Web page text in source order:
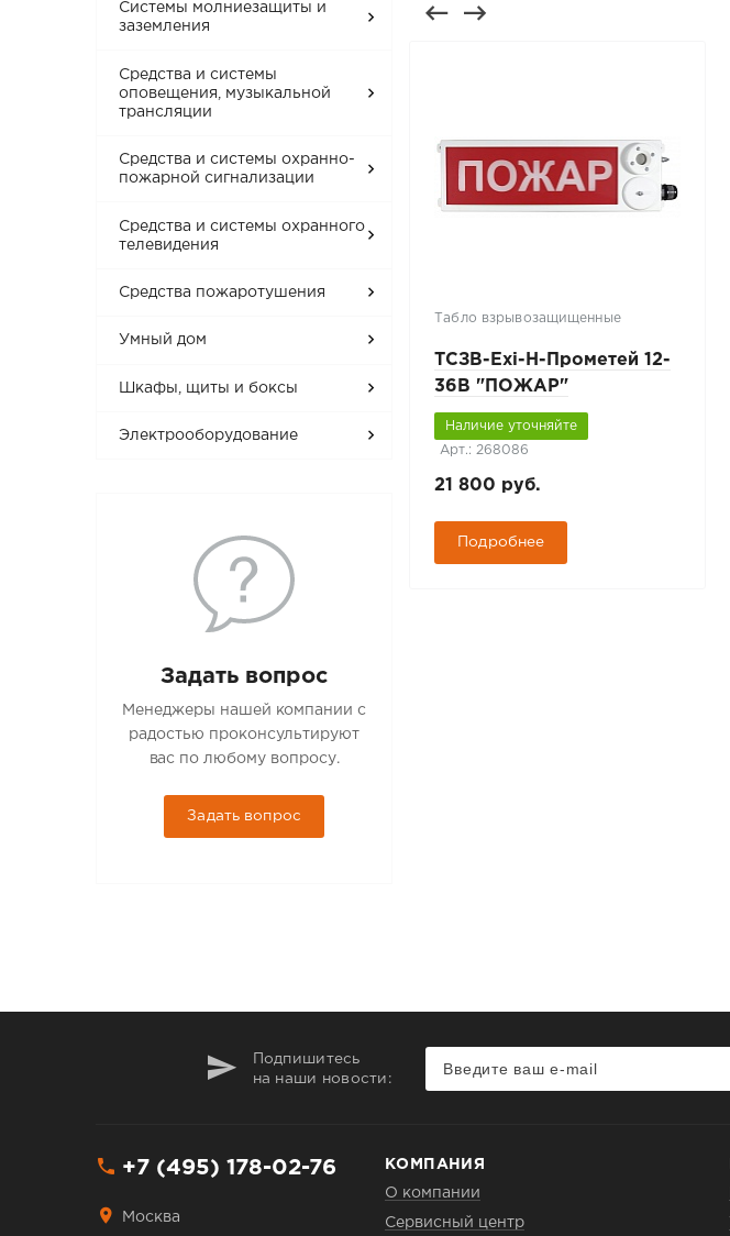
Системы молниезащиты и
заземления
Средства и системы
оповещения, музыкальной
трансляции
Средства и системы охранно-
пожарной сигнализации
Средства и системы охранного
телевидения
Средства пожаротушения
Умный дом
Шкафы, щиты и боксы
Электрооборудование
Задать вопрос
Менеджеры нашей компании с
радостью проконсультируют
вас по любому вопросу.
Задать вопрос
Табло взрывозащищенные
ТСЗВ-Exi-Н-Прометей 12-
36В "ПОЖАР"
Наличие уточняйте
Арт.: 268086
21 800 руб.
Подробнее
Подпишитесь
на наши новости:
+7 (495) 178-02-76
Москва
КОМПАНИЯ
О компании
Сервисный центр